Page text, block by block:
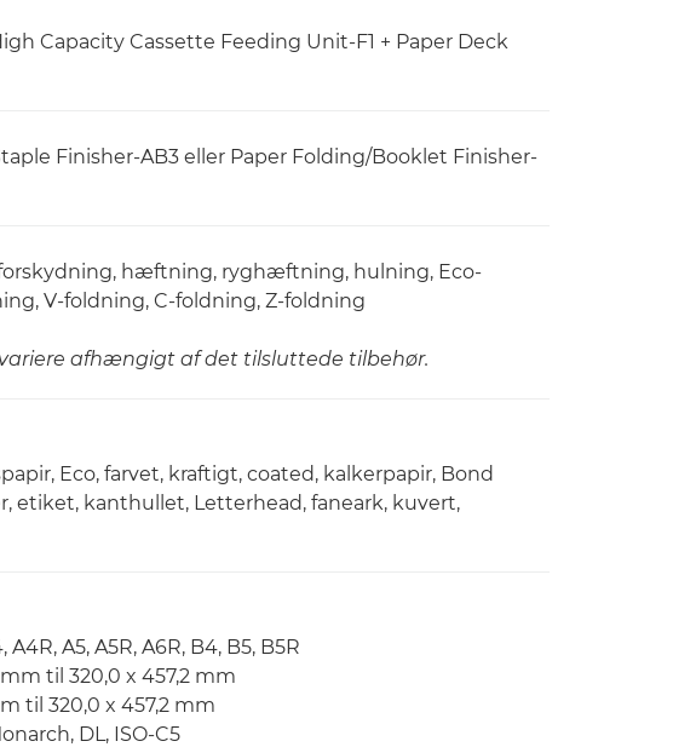
Capacity Cassette Feeding Unit-F1 + Paper Deck
Finisher-AB3 eller Paper Folding/Booklet Finisher-
hæftning, ryghæftning, hulning, Eco-
V-foldning, C-foldning, Z-foldning
afhængigt af det tilsluttede tilbehør.
Eco, farvet, kraftigt, coated, kalkerpapir, Bond
etiket, kanthullet, Letterhead, faneark, kuvert,
A5, A5R, A6R, B4, B5, B5R
til 320,0 x 457,2 mm
til 320,0 x 457,2 mm
DL, ISO-C5